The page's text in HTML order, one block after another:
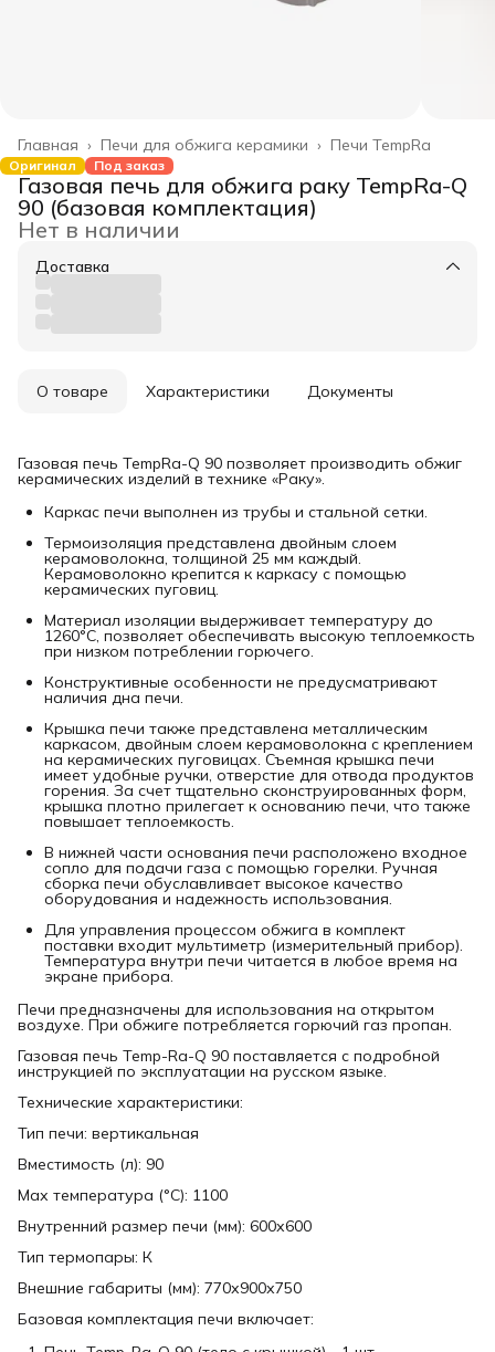
Печи TempRa
Печи для обжига керамики ›
Главная ›
Оригинал Под заказ
Газовая печь для обжига раку TempRa-Q
90 (базовая комплектация)
Нет в наличии
Доставка
О товаре Характеристики Документы
Газовая печь TempRа-Q 90 позволяет производить обжиг
керамических изделий в технике «Раку».
Каркас печи выполнен из трубы и стальной сетки.
Термоизоляция представлена двойным слоем
керамоволокна, толщиной 25 мм каждый.
Керамоволокно крепится к каркасу с помощью
керамических пуговиц.
Материал изоляции выдерживает температуру до
1260°С, позволяет обеспечивать высокую теплоемкость
при низком потреблении горючего.
Конструктивные особенности не предусматривают
наличия дна печи.
Крышка печи также представлена металлическим
каркасом, двойным слоем керамоволокна с креплением
на керамических пуговицах. Съемная крышка печи
имеет удобные ручки, отверстие для отвода продуктов
горения. За счет тщательно сконструированных форм,
крышка плотно прилегает к основанию печи, что также
повышает теплоемкость.
В нижней части основания печи расположено входное
сопло для подачи газа с помощью горелки. Ручная
сборка печи обуславливает высокое качество
оборудования и надежность использования.
Для управления процессом обжига в комплект
поставки входит мультиметр (измерительный прибор).
Температура внутри печи читается в любое время на
экране прибора.
Печи предназначены для использования на открытом
воздухе. При обжиге потребляется горючий газ пропан.
Газовая печь Temp-Rа-Q 90 поставляется с подробной
инструкцией по эксплуатации на русском языке.
Технические характеристики:
Тип печи: вертикальная
Вместимость (л): 90
Мах температура (°C): 1100
Внутренний размер печи (мм): 600х600
Тип термопары: К
Внешние габариты (мм): 770х900х750
Базовая комплектация печи включает: